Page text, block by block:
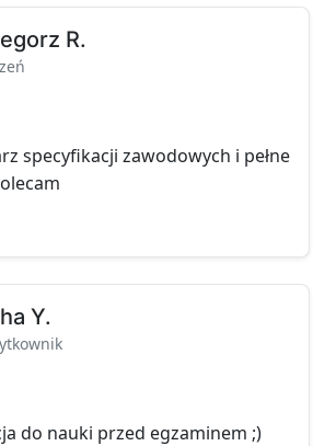
R.
5 na 5
specyfikacji zawodowych i pełne
Y.
5 na 5
do nauki przed egzaminem ;)